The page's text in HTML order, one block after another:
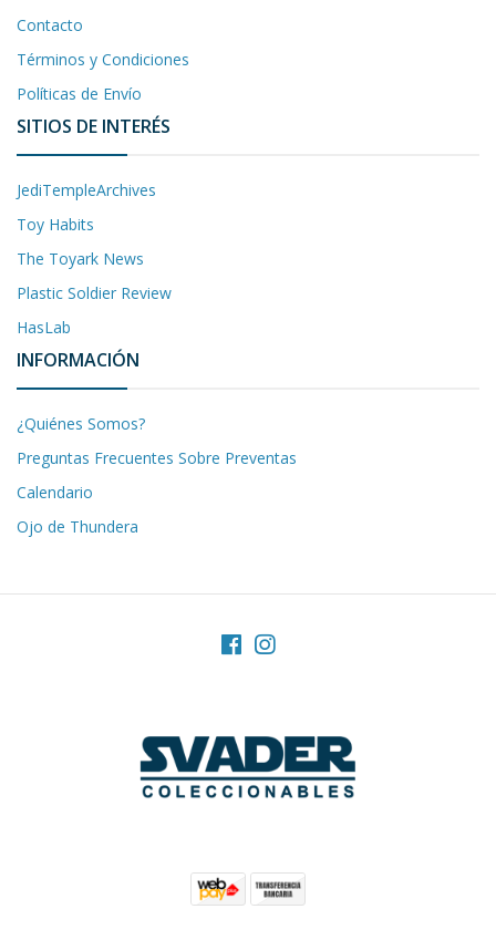
Contacto
Términos y Condiciones
Políticas de Envío
SITIOS DE INTERÉS
JediTempleArchives
Toy Habits
The Toyark News
Plastic Soldier Review
HasLab
INFORMACIÓN
¿Quiénes Somos?
Preguntas Frecuentes Sobre Preventas
Calendario
Ojo de Thundera